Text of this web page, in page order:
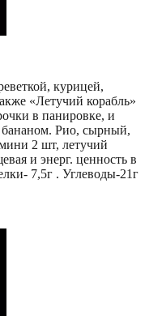
курицей,
«Летучий корабль»
в панировке, и
Рио, сырный,
2 шт, летучий
и энерг. ценность в
7,5г . Углеводы-21г